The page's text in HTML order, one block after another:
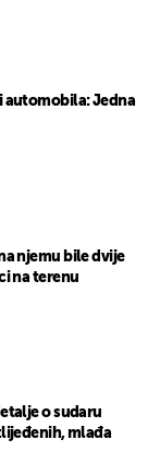
automobila: Jedna
njemu bile dvije
na terenu
o sudaru
mlađa